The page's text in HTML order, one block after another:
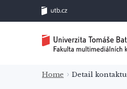
Home Detail kontaktu